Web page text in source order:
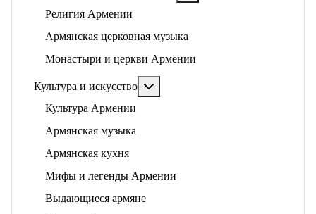
Религия Армении
Армянская церковная музыка
Монастыри и церкви Армении
Культура и искусство
Культура Армении
Армянская музыка
Армянская кухня
Мифы и легенды Армении
Выдающиеся армяне